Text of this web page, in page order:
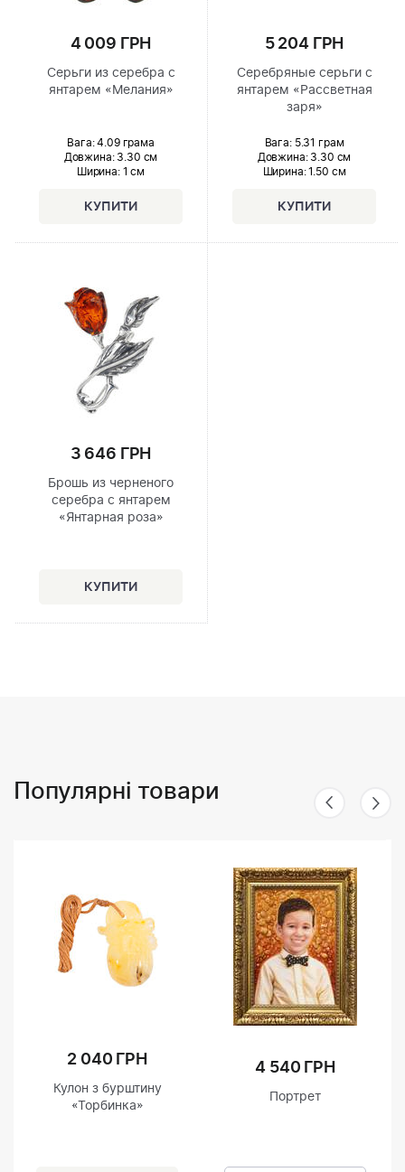
4 009 ГРН
Серьги из серебра с
янтарем «Мелания»
Вага: 4.09 грама
Довжина:3.30 см
Ширина: 1 см
5 204 ГРН
Серебряные серьги с
янтарем «Рассветная
заря»
Вага: 5.31 грам
Довжина:3.30 см
Ширина: 1.50 см
3 646 ГРН
Брошь из черненого
серебра с янтарем
«Янтарная роза»
Популярні товари
2 040 ГРН
Кулон з бурштину
«Торбинка»
4 540 ГРН
Портрет